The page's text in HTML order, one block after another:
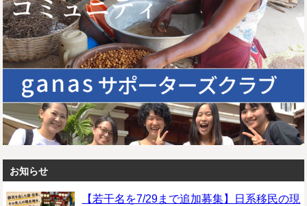
お知らせ
【若干名を7/29まで追加募集】日系移民の現